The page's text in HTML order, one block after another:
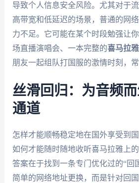
导致个人信息安全风险。尤其对于
高带宽和低延迟的场景，普通的网
力不足。它可能在某个时段勉强让
场直播演唱会、一本完整的喜马拉
朋友一起组队打国服的激情时刻，常
丝滑回归：为音频而
通道
怎样才能顺畅稳定地在国外享受到
如何才能随时随地收听喜马拉雅上
答案在于找到一条专门优化过的“回
简单的网络地址更换，而是针对回